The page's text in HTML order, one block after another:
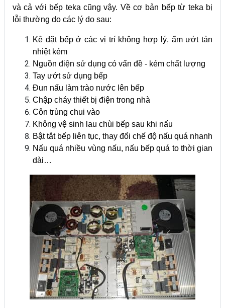
và cả với bếp teka cũng vậy. Về cơ bản bếp từ teka bị
lỗi thường do các lý do sau:
Kê đặt bếp ở các vị trí không hợp lý, ẩm ướt tản
nhiệt kém
Nguồn điện sử dụng có vấn đề - kém chất lượng
Tay ướt sử dụng bếp
Đun nấu làm trào nước lên bếp
Chập cháy thiết bị điện trong nhà
Côn trùng chui vào
Không vệ sinh lau chùi bếp sau khi nấu
Bật tắt bếp liên tục, thay đổi chế độ nấu quá nhanh
Nấu quá nhiều vùng nấu, nấu bếp quá to thời gian
dài…